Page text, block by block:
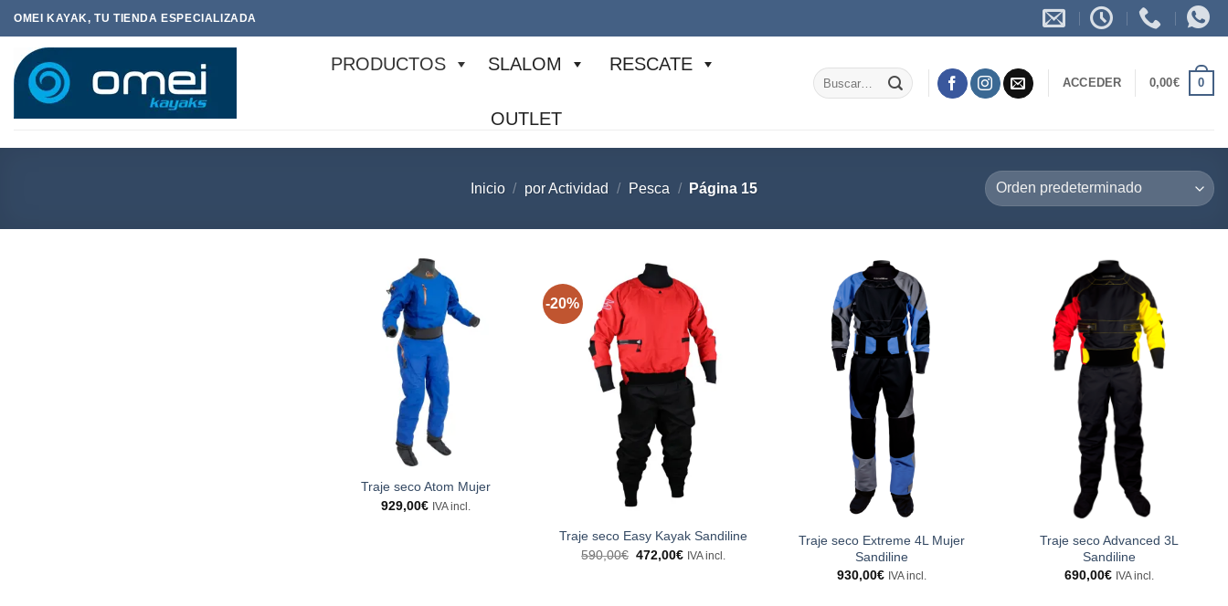
Saltar
al
contenido
OMEI KAYAK, TU TIENDA ESPECIALIZADA
PRODUCTOS SLALOM RESCATE
OUTLET
Buscar
por:
ACCEDER 0,00€ 0
Inicio / por Actividad / Pesca / Página 15
Traje seco Atom Mujer
929,00€ IVA incl.
-20%
Traje seco Easy Kayak Sandiline
590,00€ El
472,00€ElIVA incl.
Traje seco Extreme 4L Mujer
Sandiline
930,00€ IVA incl.
Traje seco Advanced 3L
Sandiline
690,00€ IVA incl.